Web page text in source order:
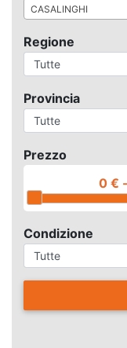
CASALINGHI
Regione
Provincia
Prezzo
Condizione